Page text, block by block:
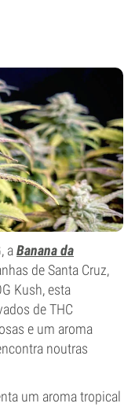
aBanana da
de Santa Cruz,
Kush, esta
de THC
e um aroma
noutras
um aroma tropical